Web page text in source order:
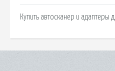
Купить автосканер и адаптеры